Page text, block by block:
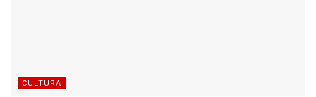
CULTURA